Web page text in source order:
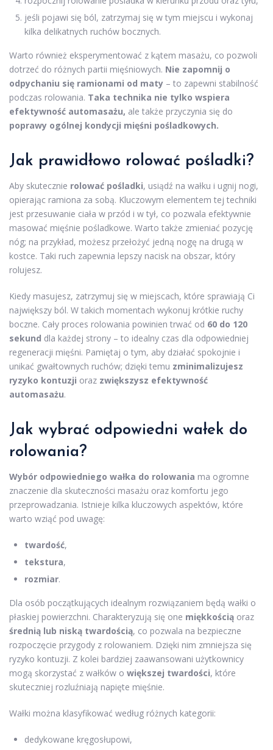
jeśli pojawi się ból, zatrzymaj się w tym miejscu i wykonaj
kilka delikatnych ruchów bocznych.
Warto również eksperymentować z kątem masażu, co pozwoli
dotrzeć do różnych partii mięśniowych. Nie zapomnij o
odpychaniu się ramionami od maty – to zapewni stabilność
podczas rolowania. Taka technika nie tylko wspiera
efektywność automasażu, ale także przyczynia się do
poprawy ogólnej kondycji mięśni pośladkowych.
Jak prawidłowo rolować pośladki?
Aby skutecznie rolować pośladki, usiądź na wałku i ugnij nogi,
opierając ramiona za sobą. Kluczowym elementem tej techniki
jest przesuwanie ciała w przód i w tył, co pozwala efektywnie
masować mięśnie pośladkowe. Warto także zmieniać pozycję
nóg; na przykład, możesz przełożyć jedną nogę na drugą w
kostce. Taki ruch zapewnia lepszy nacisk na obszar, który
rolujesz.
Kiedy masujesz, zatrzymuj się w miejscach, które sprawiają Ci
największy ból. W takich momentach wykonuj krótkie ruchy
boczne. Cały proces rolowania powinien trwać od 60 do 120
sekund dla każdej strony – to idealny czas dla odpowiedniej
regeneracji mięśni. Pamiętaj o tym, aby działać spokojnie i
unikać gwałtownych ruchów; dzięki temu zminimalizujesz
ryzyko kontuzji oraz zwiększysz efektywność
automasażu.
Jak wybrać odpowiedni wałek do
rolowania?
Wybór odpowiedniego wałka do rolowania ma ogromne
znaczenie dla skuteczności masażu oraz komfortu jego
przeprowadzania. Istnieje kilka kluczowych aspektów, które
warto wziąć pod uwagę:
twardość,
tekstura,
rozmiar.
Dla osób początkujących idealnym rozwiązaniem będą wałki o
płaskiej powierzchni. Charakteryzują się one miękkością oraz
średnią lub niską twardością, co pozwala na bezpieczne
rozpoczęcie przygody z rolowaniem. Dzięki nim zmniejsza się
ryzyko kontuzji. Z kolei bardziej zaawansowani użytkownicy
mogą skorzystać z wałków o większej twardości, które
skuteczniej rozluźniają napięte mięśnie.
Wałki można klasyfikować według różnych kategorii:
dedykowane kręgosłupowi,